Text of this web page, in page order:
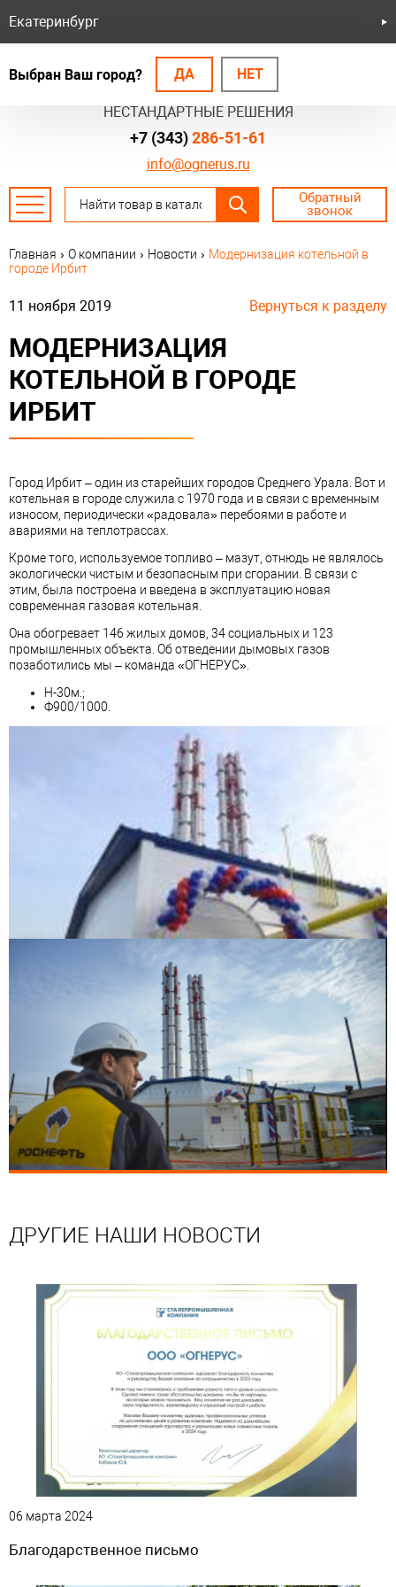
БЕЗОПАСНЫЕ СИСТЕМЫ
НЕСТАНДАРТНЫЕ РЕШЕНИЯ
Екатеринбург
Выбран Ваш город? ДА НЕТ
info@ognerus.ru
+7 (343)286-51-61
Обратный
звонок
Главная › О компании › Новости › Модернизация котельной в
городе Ирбит
11 ноября 2019 Вернуться к разделу
МОДЕРНИЗАЦИЯ
КОТЕЛЬНОЙ В ГОРОДЕ
ИРБИТ
Город Ирбит – один из старейших городов Среднего Урала. Вот и
котельная в городе служила с 1970 года и в связи с временным
износом, периодически «радовала» перебоями в работе и
авариями на теплотрассах.
Кроме того, используемое топливо – мазут, отнюдь не являлось
экологически чистым и безопасным при сгорании. В связи с
этим, была построена и введена в эксплуатацию новая
современная газовая котельная.
Она обогревает 146 жилых домов, 34 социальных и 123
промышленных объекта. Об отведении дымовых газов
позаботились мы – команда «ОГНЕРУС».
Н-30м.;
Ф900/1000.
ДРУГИЕ НАШИ НОВОСТИ
06 марта 2024
Благодарственное письмо